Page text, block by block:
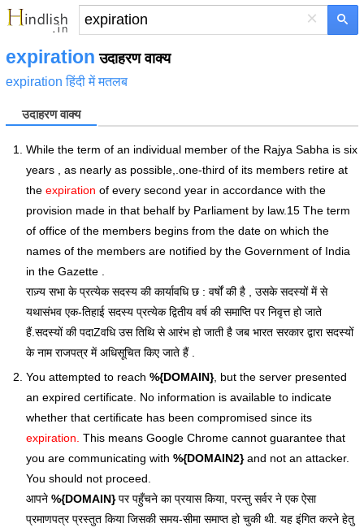
×
expiration उदाहरण वाक्य
expiration हिंदी में मतलब
उदाहरण वाक्य
While the term of an individual member of the Rajya Sabha is six
years , as nearly as possible,.one-third of its members retire at
the expiration of every second year in accordance with the
provision made in that behalf by Parliament by law.15 The term
of office of the members begins from the date on which the
names of the members are notified by the Government of India
in the Gazette .
राज़्य सभा के प्रत्येक सदस्य की कार्यावधि छ : वर्षों की है , उसके सदस्यों में से
यथासंभव एक-तिहाई सदस्य प्रत्येक द्वितीय वर्ष की समाप्ति पर निवृत्त हो जाते
हैं.सदस्यों की पदाZवधि उस तिथि से आरंभ हो जाती है जब भारत सरकार द्वारा सदस्यों
के नाम राजपत्र में अधिसूचित किए जाते हैं .
You attempted to reach %{DOMAIN}, but the server presented
an expired certificate. No information is available to indicate
whether that certificate has been compromised since its
expiration. This means Google Chrome cannot guarantee that
you are communicating with %{DOMAIN2}and not an attacker.
You should not proceed.
आपने %{DOMAIN}पर पहुँचने का प्रयास किया, परन्तु सर्वर ने एक ऐसा
प्रमाणपत्र प्रस्तुत किया जिसकी समय-सीमा समाप्त हो चुकी थी. यह इंगित करने हेतु